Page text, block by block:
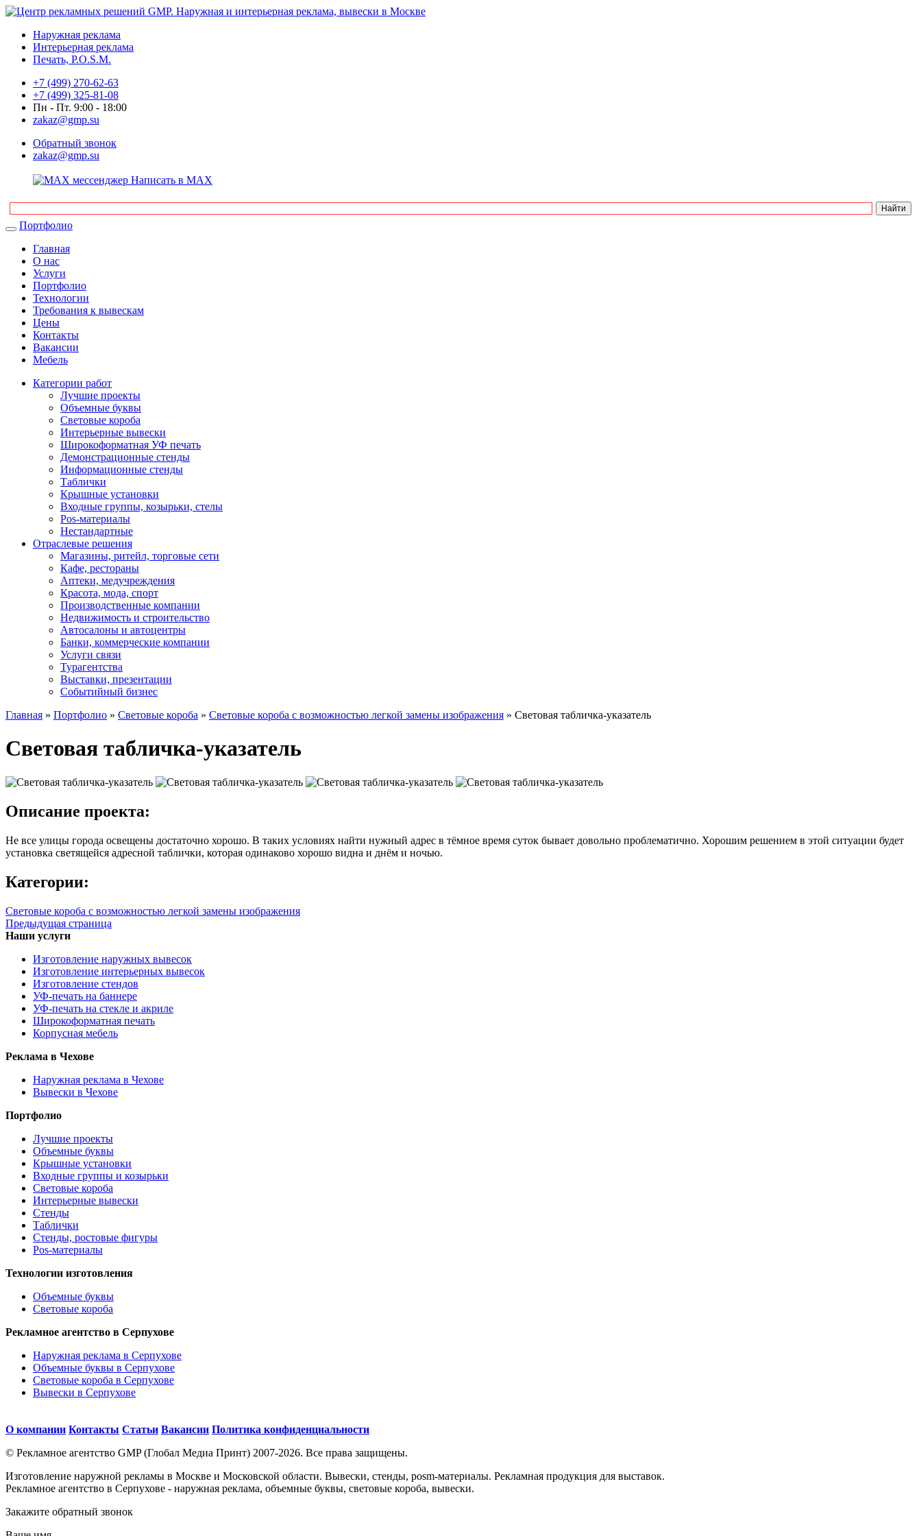
Наружная реклама
Интерьерная реклама
Печать, P.O.S.M.
+7 (499) 270-62-63
+7 (499) 325-81-08
Пн - Пт. 9:00 - 18:00
zakaz@gmp.su
Обратный звонок
zakaz@gmp.su
Написать в MAX
Портфолио
Главная
О нас
Услуги
Портфолио
Технологии
Требования к вывескам
Цены
Контакты
Вакансии
Мебель
Категории работ
Лучшие проекты
Объемные буквы
Световые короба
Интерьерные вывески
Широкоформатная УФ печать
Демонстрационные стенды
Информационные стенды
Таблички
Крышные установки
Входные группы, козырьки, стелы
Pos-материалы
Нестандартные
Отраслевые решения
Магазины, ритейл, торговые сети
Кафе, рестораны
Аптеки, медучреждения
Красота, мода, спорт
Производственные компании
Недвижимость и строительство
Автосалоны и автоцентры
Банки, коммерческие компании
Услуги связи
Турагентства
Выставки, презентации
Событийный бизнес
Главная » Портфолио » Световые короба » Световые короба с возможностью легкой замены изображения » Световая табличка-указатель
Световая табличка-указатель
Описание проекта:
Не все улицы города освещены достаточно хорошо. В таких условиях найти нужный адрес в тёмное время суток бывает довольно проблематично. Хорошим решением в этой ситуации будет
установка светящейся адресной таблички, которая одинаково хорошо видна и днём и ночью.
Категории:
Световые короба с возможностью легкой замены изображения
Предыдущая страница
Наши услуги
Изготовление наружных вывесок
Изготовление интерьерных вывесок
Изготовление стендов
УФ-печать на баннере
УФ-печать на стекле и акриле
Широкоформатная печать
Корпусная мебель
Реклама в Чехове
Наружная реклама в Чехове
Вывески в Чехове
Портфолио
Лучшие проекты
Объемные буквы
Крышные установки
Входные группы и козырьки
Световые короба
Интерьерные вывески
Стенды
Таблички
Стенды, ростовые фигуры
Pos-материалы
Технологии изготовления
Объемные буквы
Световые короба
Рекламное агентство в Серпухове
Наружная реклама в Серпухове
Объемные буквы в Серпухове
Световые короба в Серпухове
Вывески в Серпухове
О компании Контакты Статьи Вакансии Политика конфиденциальности
© Рекламное агентство GMP (Глобал Медиа Принт) 2007-2026. Все права защищены.
Изготовление наружной рекламы в Москве и Московской области. Вывески, стенды, posm-материалы. Рекламная продукция для выставок.
Рекламное агентство в Серпухове - наружная реклама, объемные буквы, световые короба, вывески.
Закажите обратный звонок